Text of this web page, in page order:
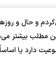
و حال و
مطلب بیشتر
دارد یا